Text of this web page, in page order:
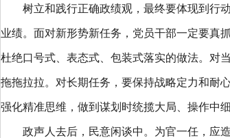
树立和践行正确政绩观，最终要体现到行动
业绩。面对新形势新任务，党员干部一定要真
杜绝口号式、表态式、包装式落实的做法。对
拖拖拉拉。对长期任务，要保持战略定力和耐
强化精准思维，做到谋划时统揽大局、操作中
政声人去后，民意闲谈中。为官一任，应造